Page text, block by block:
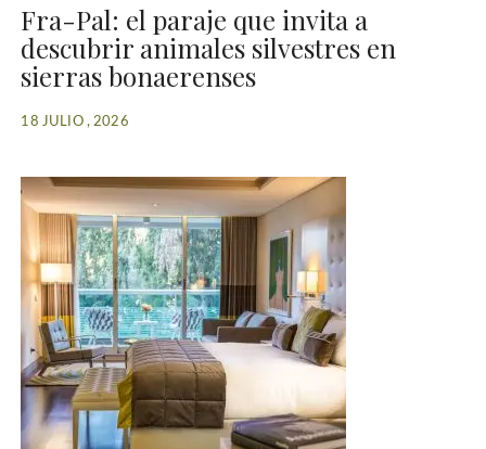
Fra-Pal: el paraje que invita a
descubrir animales silvestres en
sierras bonaerenses
18 JULIO , 2026